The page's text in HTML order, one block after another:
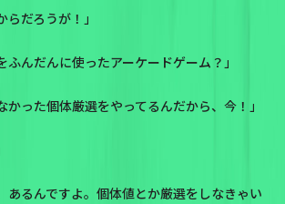
だろうが！」
ふんだんに使ったアーケードゲーム？」
った個体厳選をやってるんだから、今！」
あるんですよ。個体値とか厳選をしなきゃい